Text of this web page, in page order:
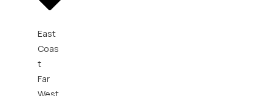
East
Coas
t
Far